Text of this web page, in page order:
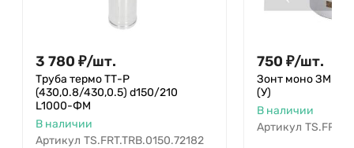
3 780 ₽/шт.
Труба термо ТТ-Р
(430,0.8/430,0.5) d150/210
L1000-ФМ
В наличии
Артикул TS.FRT.TRB.0150.72182
750 ₽/шт.
Зонт моно ЗМ-Р
(У)
В наличии
Артикул